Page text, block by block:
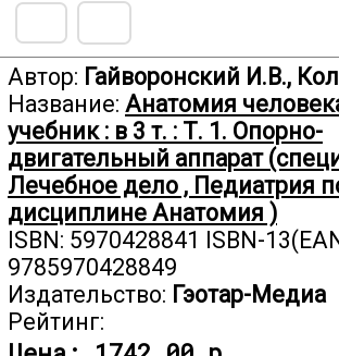
Автор: Гайворонский И.В.,
Название: Анатомия
учебник : в 3 т. : Т. 1. Опорно-
двигательный аппарат
Лечебное дело , Педиатрия
дисциплине Анатомия )
ISBN: 5970428841 ISBN-
9785970428849
Издательство: Гэотар-Медиа
Рейтинг: